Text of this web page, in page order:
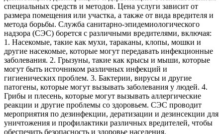
специальных средств и методов. Цена услуги зависит от
размера помещения или участка, а также от вида вредителя и
метода борьбы. Служба санитарно-эпидемиологического
надзора (СЭС) борется с различными вредителями, включая:
1. Насекомые, такие как мухи, тараканы, клопы, мошки и
другие насекомые, которые могут передавать инфекционные
заболевания. 2. Грызуны, такие как крысы и мыши, которые
могут быть источником различных инфекций и
гигиенических проблем. 3. Бактерии, вирусы и другие
патогены, которые могут вызывать заболевания у людей. 4.
Грибы и плесень, которые могут вызывать аллергические
реакции и другие проблемы со здоровьем. СЭС проводит
мероприятия по дезинфекции, дератизации и дезинсекции для
уничтожения и профилактики различных вредителей, чтобы
обеспечить безопасность и здоровье населения.